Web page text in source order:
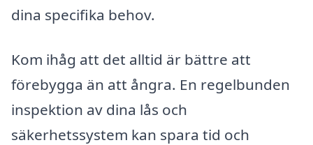
dina specifika behov.
Kom ihåg att det alltid är bättre att
förebygga än att ångra. En regelbunden
inspektion av dina lås och
säkerhetssystem kan spara tid och